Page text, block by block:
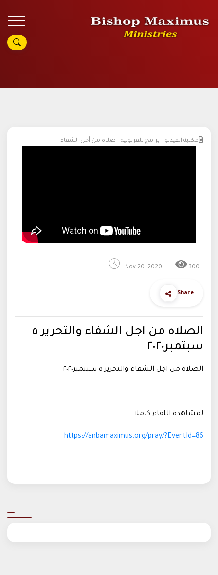
مكتبة الفيديو - برامج تلفزيونية - صلاة من أجل الشفاء
Nov 20, 2020 300
Share
الصلاه من اجل الشفاء والتحرير ٥
سبتمبر٢٠٢٠
الصلاه من اجل الشفاء والتحرير ٥ سبتمبر٢٠٢٠
لمشاهدة اللقاء كاملا
https://anbamaximus.org/pray/?EventId=86